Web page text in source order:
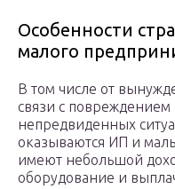
Особенности
малого
В том числе от
связи с
непредвиденных
оказываются ИП и
имеют небольшой
оборудование и